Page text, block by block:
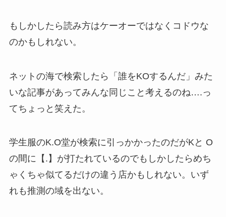
もしかしたら読み方はケーオーではなくコドウな
のかもしれない。
ネットの海で検索したら「誰をKOするんだ」みた
いな記事があってみんな同じこと考えるのね….っ
てちょっと笑えた。
学生服のK.O堂が検索に引っかかったのだがKと O
の間に【.】が打たれているのでもしかしたらめち
ゃくちゃ似てるだけの違う店かもしれない。いず
れも推測の域を出ない。